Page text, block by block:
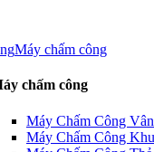
Máy chấm công
chấm công
Máy Chấm Công
Máy Chấm Công